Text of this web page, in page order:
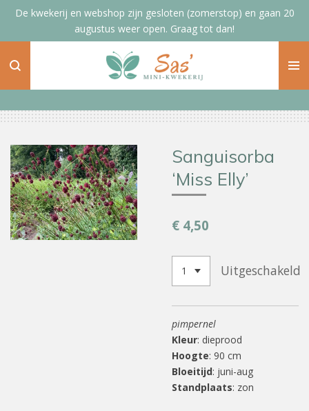
Ga
de
De kwekerij en webshop zijn gesloten (zomerstop) en gaan 20
augustus weer open. Graag tot dan!
Sanguisorba
‘Miss Elly’
€ 4,50
Uitgeschakeld
pimpernel
Kleur: dieprood
Hoogte: 90 cm
Bloeitijd: juni-aug
Standplaats: zon